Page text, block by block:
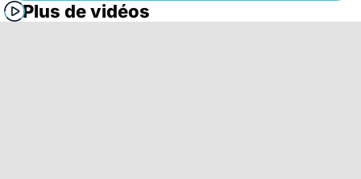
Plus de vidéos